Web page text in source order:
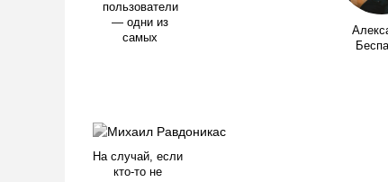
пользователи
— одни из
самых
На случай, если
кто-то не